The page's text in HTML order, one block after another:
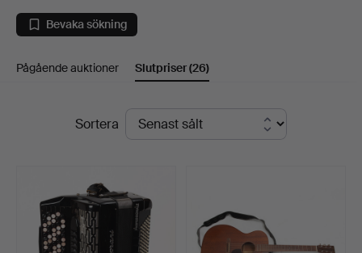
Stockholms
Auktionsverk
Bevaka sökning
Pågående auktioner Slutpriser(26)
SlutpriserSortera